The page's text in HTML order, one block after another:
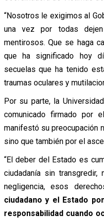
“Nosotros le exigimos al
una vez por todas
mentirosos. Que se haga
que ha significado hoy
secuelas que ha tenido
traumas oculares y
Por su parte, la
comunicado firmado por
manifestó su preocupación
sino que también por el
“El deber del Estado es
ciudadanía sin
negligencia, esos
ciudadano y el Estado
responsabilidad cuando